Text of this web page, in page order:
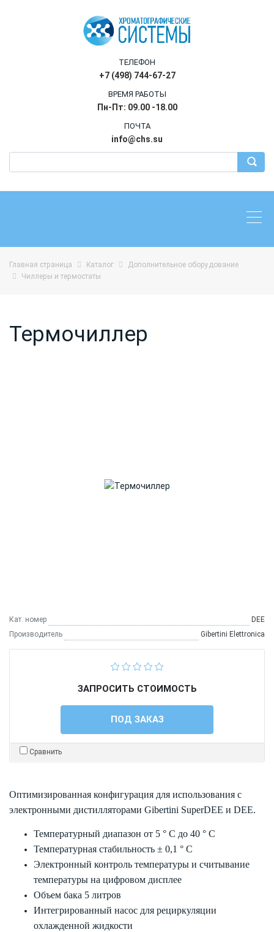
ТЕЛЕФОН
+7 (498) 744-67-27
ВРЕМЯ РАБОТЫ
Пн-Пт: 09.00 -18.00
ПОЧТА
info@chs.su
Главная страница Каталог
Дополнительное оборудование
Чиллеры и термостаты
Термочиллер
Кат. номер
DEE
Производитель
Gibertini Elettronica
ЗАПРОСИТЬ СТОИМОСТЬ
ПОД ЗАКАЗ
Сравнить
Оптимизированная конфигурация для использования с
электронными дистилляторами Gibertini SuperDEE и DEE.
Температурный диапазон от 5 ° С до 40 ° С
Температурная стабильность ± 0,1 ° С
Электронный контроль температуры и считывание
температуры на цифровом дисплее
Объем бака 5 литров
Интегрированный насос для рециркуляции
охлажденной жидкости